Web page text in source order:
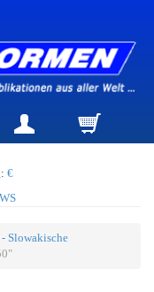
€
Slowakische